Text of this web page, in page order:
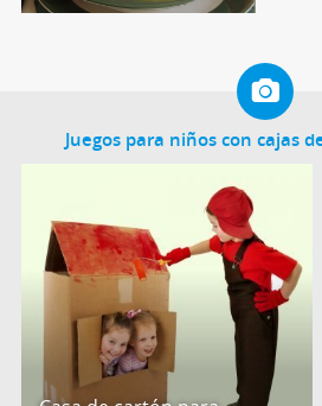
Juegos para niños con cajas